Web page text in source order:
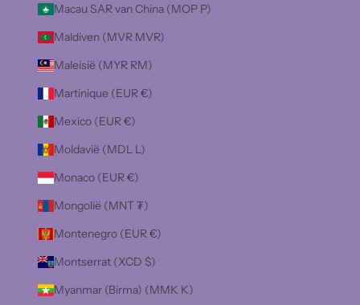
Macau SAR van China (MOP P)
Maldiven (MVR MVR)
Maleisië (MYR RM)
Martinique (EUR €)
Mexico (EUR €)
Moldavië (MDL L)
Monaco (EUR €)
Mongolië (MNT ₮)
Montenegro (EUR €)
Montserrat (XCD $)
Myanmar (Birma) (MMK K)